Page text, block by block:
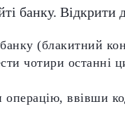
банку.
(блакитний
чотири останні
ввівши